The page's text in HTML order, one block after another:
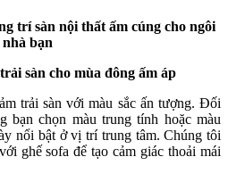
sàn cho mùa đông ấm áp
trải sàn với màu sắc ấn tượng. Đối
bạn chọn màu trung tính hoặc màu
nổi bật ở vị trí trung tâm. Chúng tôi
ghế sofa để tạo cảm giác thoải mái